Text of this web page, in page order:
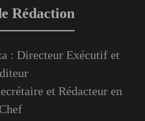
Rédaction
: Directeur Exécutif et
et Rédacteur en
Chef